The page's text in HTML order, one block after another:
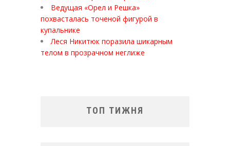
Ведущая «Орел и Решка»
похвасталась точеной фигурой в
купальнике
Леся Никитюк поразила шикарным
телом в прозрачном неглиже
ТОП ТИЖНЯ